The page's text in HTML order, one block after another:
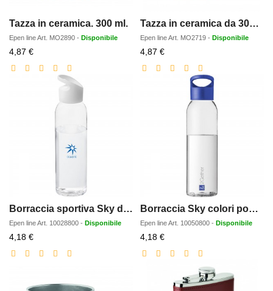
Tazza in ceramica. 300 ml.
Epen lineArt. MO2890 - Disponibile
4,87 €Prezzo
scontato
Tazza in ceramica da 300 ml
Epen lineArt. MO2719 - Disponibile
4,87 €Prezzo
scontato
Borraccia sportiva Sky da 650 ml in Tritan
Epen lineArt. 10028800 - Disponibile
4,18 €Prezzo
scontato
Borraccia Sky colori pop da 650 ml Tritan
Epen lineArt. 10050800 - Disponibile
4,18 €Prezzo
scontato